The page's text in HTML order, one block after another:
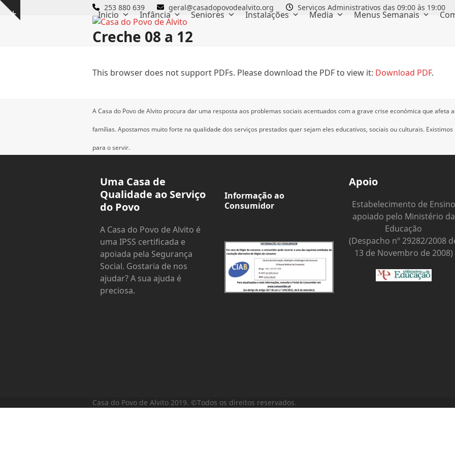
Skip
Show
253 880 639 geral@casadopovodealvito.org Serviços Administrativos das 09:00 às 19:00
Inicio Infância Seniores Instalações Media Menus Semanais
Creche 08 a 12
This browser does not support PDFs. Please download the PDF to view it: Download PDF.
A Casa do Povo de Alvito procura dar uma resposta aos problemas sociais acentuados com a grave crise económica que afeta
famílias.Apostamos muito forte na qualidade dos serviços prestados quer sejam eles educativos, sociais ou culturais. Existimos
para o servir.
Uma Casa de
Qualidade ao Serviço
do Povo
A Casa do Povo de Alvito é
uma IPSS certificada e
apoiada pela Segurança
Social. Gostaria de nos
ajudar? A sua ajuda é
preciosa.
Informação ao
Consumidor
Apoio
Estabelecimento de Ensino
apoiado pelo Ministério da
Educação
(Despacho nº 29282/2008
13 de Novembro de 2008)
Casa do Povo de Alvito 2019. ©Todos os direitos reservados.